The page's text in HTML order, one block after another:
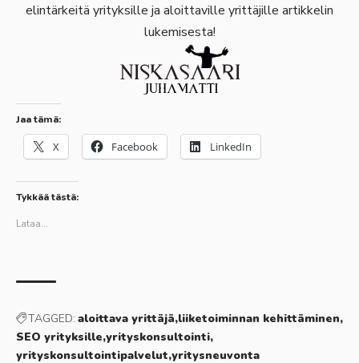
elintärkeitä yrityksille ja aloittaville yrittäjille artikkelin
lukemisesta!
Jaa tämä:
X Facebook LinkedIn
Tykkää tästä:
Lataa...
TAGGED: aloittava yrittäjä liiketoiminnan kehittäminen
SEO yrityksille yrityskonsultointi
yrityskonsultointipalvelut yritysneuvonta